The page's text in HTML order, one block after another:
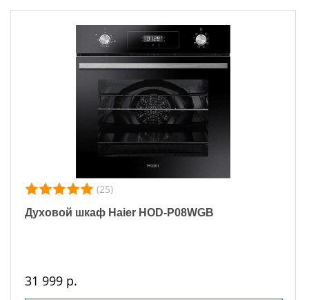
(25)
Духовой шкаф Haier HOD-P08WGB
31 999 р.